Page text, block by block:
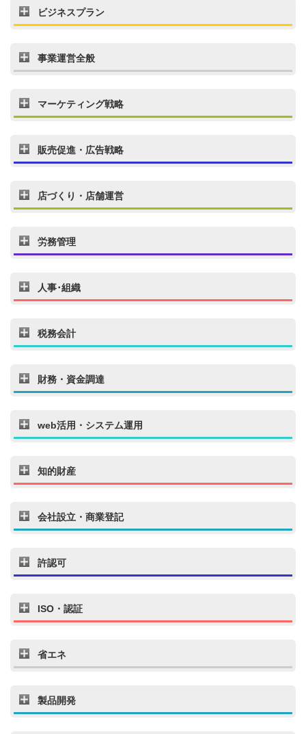
ビジネスプラン
事業運営全般
マーケティング戦略
販売促進・広告戦略
店づくり・店舗運営
労務管理
人事･組織
税務会計
財務・資金調達
web活用・システム運用
知的財産
会社設立・商業登記
許認可
ISO・認証
省エネ
製品開発